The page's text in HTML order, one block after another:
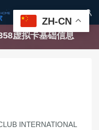

虚拟卡基础信息
INTERNATIONAL
ZH-CN